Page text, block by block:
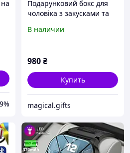
Подарунковий бокс для
чоловіка з закусками та
чоловікові / хлопцю на
В наличии
980₴
Купить
magical.gifts